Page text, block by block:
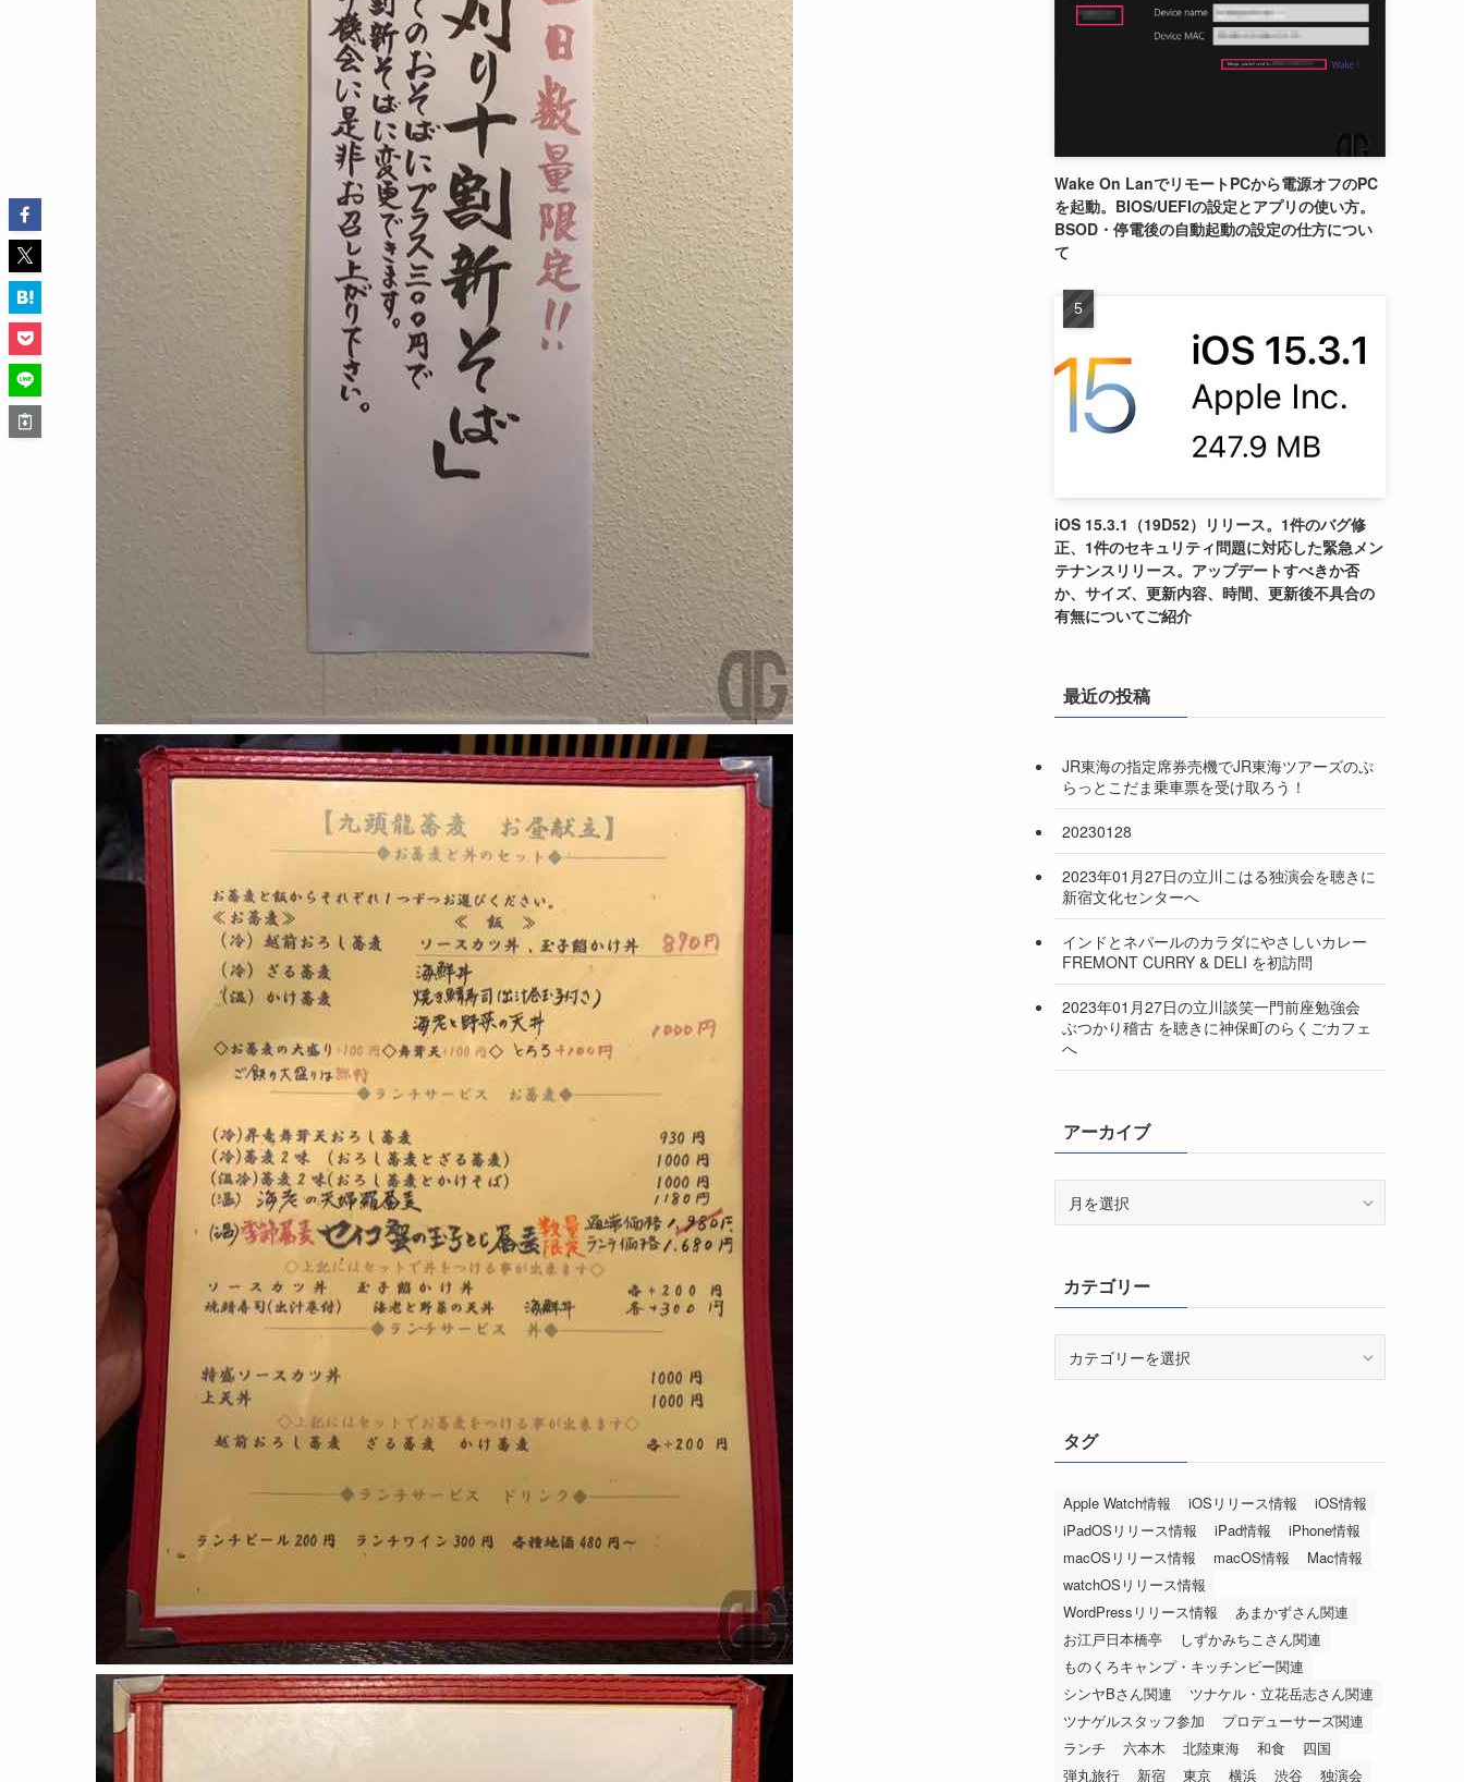
Wake On LanでリモートPCから電源オフのPC
を起動。BIOS/UEFIの設定とアプリの使い方。
BSOD・停電後の自動起動の設定の仕方につい
て
iOS 15.3.1（19D52）リリース。1件のバグ修
正、1件のセキュリティ問題に対応した緊急メン
テナンスリリース。アップデートすべきか否
か、サイズ、更新内容、時間、更新後不具合の
有無についてご紹介
最近の投稿
JR東海の指定席券売機でJR東海ツアーズのぷ
らっとこだま乗車票を受け取ろう！
20230128
2023年01月27日の立川こはる独演会を聴きに
新宿文化センターへ
インドとネパールのカラダにやさしいカレー
FREMONT CURRY & DELI を初訪問
2023年01月27日の立川談笑一門前座勉強会
ぶつかり稽古 を聴きに神保町のらくごカフェ
へ
アーカイブ
ブカテゴリー
ータグ
Apple Watch情報 iOSリリース情報
iOS情報
iPadOSリリース情報
iPad情報
iPhone情報
macOSリリース情報
macOS情報
Mac情報
watchOSリリース情報
WordPressリリース情報
あまかずさん関連
お江戸日本橋亭
しずかみちこさん関連
ものくろキャンプ・キッチンビー関連
シンヤBさん関連
ツナケル・立花岳志さん関連
ツナゲルスタッフ参加
プロデューサーズ関連
ランチ
六本木 北陸東海 和食
四国
弾丸旅行
新宿 東京 横浜 渋谷 独演会